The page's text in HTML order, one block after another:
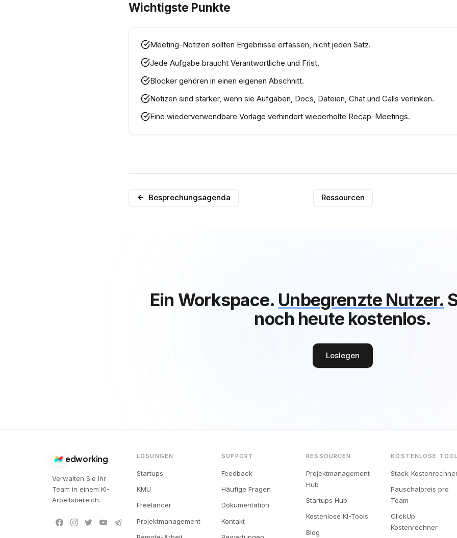
Wichtigste Punkte
Meeting-Notizen sollten Ergebnisse erfassen, nicht jeden Satz.
Jede Aufgabe braucht Verantwortliche und Frist.
Blocker gehören in einen eigenen Abschnitt.
Notizen sind stärker, wenn sie Aufgaben, Docs, Dateien, Chat und Calls verlinken.
Eine wiederverwendbare Vorlage verhindert wiederholte Recap-Meetings.
Besprechungsagenda Ressourcen
Ein Workspace. Unbegrenzte Nutzer.
noch heute kostenlos.
Loslegen
edworking
Verwalten Sie Ihr
Team in einem KI-
Arbeitsbereich.
LÖSUNGEN
Startups
KMU
Freelancer
Projektmanagement
SUPPORT
Feedback
Häufige Fragen
Dokumentation
Kontakt
RESSOURCEN
Projektmanagement
Hub
Startups Hub
Kostenlose KI-Tools
Blog
KOSTENLOSE
Stack-
Pauschalpreis pro
Team
ClickUp
Kostenrechner